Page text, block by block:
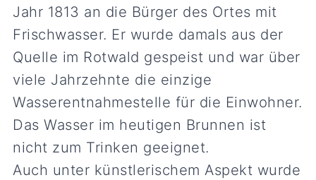
Jahr 1813 an die Bürger des Ortes mit
Frischwasser. Er wurde damals aus der
Quelle im Rotwald gespeist und war über
viele Jahrzehnte die einzige
Wasserentnahmestelle für die Einwohner.
Das Wasser im heutigen Brunnen ist
nicht zum Trinken geeignet.
Auch unter künstlerischem Aspekt wurde